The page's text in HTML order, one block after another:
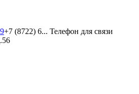
+7 (8722) 6... Телефон для связи